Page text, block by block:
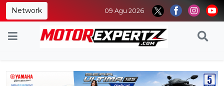
Network 09 Agu 2026